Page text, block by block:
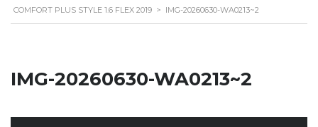
COMFORT PLUS STYLE 1.6 FLEX 2019 > IMG-20260630-WA0213~2
IMG-20260630-WA0213~2